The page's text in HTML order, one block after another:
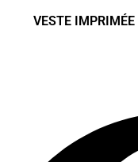
VESTE